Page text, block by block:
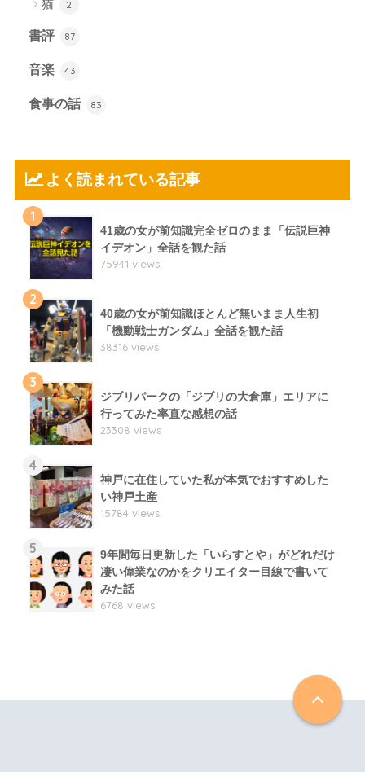
猫 2
書評 87
音楽 43
食事の話 83
よく読まれている記事
1
41歳の女が前知識完全ゼロのまま「伝説巨神
イデオン」全話を観た話
75941 views
2
40歳の女が前知識ほとんど無いまま人生初
「機動戦士ガンダム」全話を観た話
38316 views
3
ジブリパークの「ジブリの大倉庫」エリアに
行ってみた率直な感想の話
23308 views
4
神戸に在住していた私が本気でおすすめした
い神戸土産
15784 views
5
9年間毎日更新した「いらすとや」がどれだけ
凄い偉業なのかをクリエイター目線で書いて
みた話
6768 views